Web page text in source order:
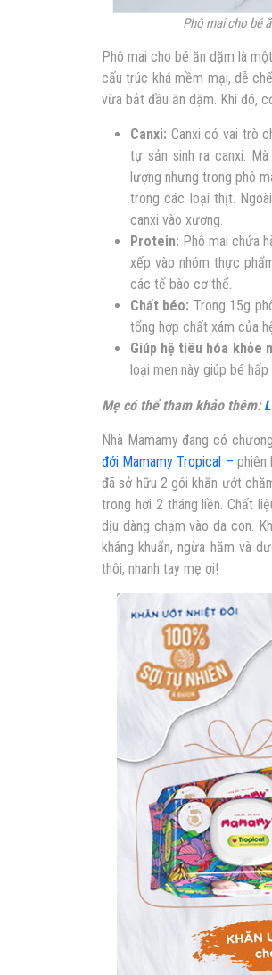
Phô mai cho bé
Phô mai cho bé ăn dặm là
cấu trúc khá mềm mại, dễ
vừa bắt đầu ăn dặm. Khi đó,
Canxi: Canxi có vai trò
tự sản sinh ra canxi.
lượng nhưng trong phô
trong các loại thịt.
canxi vào xương.
Protein: Phô mai chứa
xếp vào nhóm thực
các tế bào cơ thể.
Chất béo: Trong 15g
tổng hợp chất xám của
Giúp hệ tiêu hóa khỏe
loại men này giúp bé
Mẹ có thể tham khảo thêm:
Nhà Mamamy đang có
đới Mamamy Tropical – phiên
đã sở hữu 2 gói khăn ướt
trong hơi 2 tháng liền. Chất
dịu dàng chạm vào da con.
kháng khuẩn, ngừa hăm và
thôi, nhanh tay mẹ ơi!